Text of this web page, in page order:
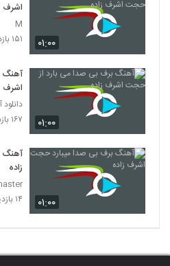
۰۱:۰۰
اشرف
M
۱۵۱ بازدید
۰۱:۰۰
آهنگ
اشرف
۱۶۷ بازدید
۰۱:۰۰
آهنگ
زاده
۱۴ بازدید